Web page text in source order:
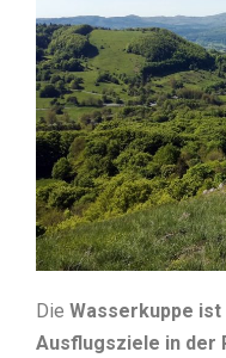
Die Wasserkuppe
Ausflugsziele in der